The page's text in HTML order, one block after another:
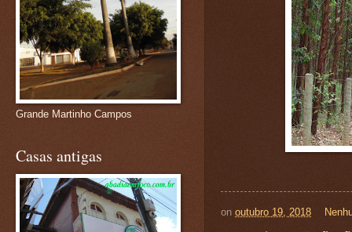
on outubro 19, 2018
Grande Martinho Campos
Casas antigas